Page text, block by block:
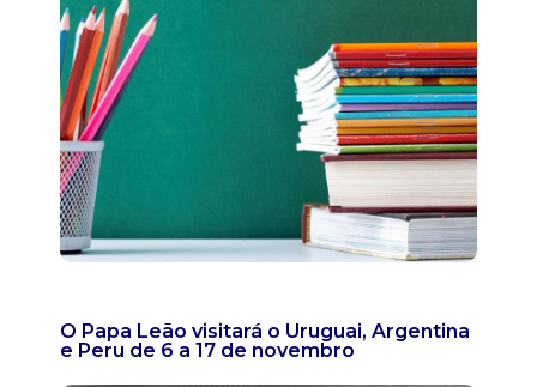
O Papa Leão visitará o Uruguai, Argentina
e Peru de 6 a 17 de novembro